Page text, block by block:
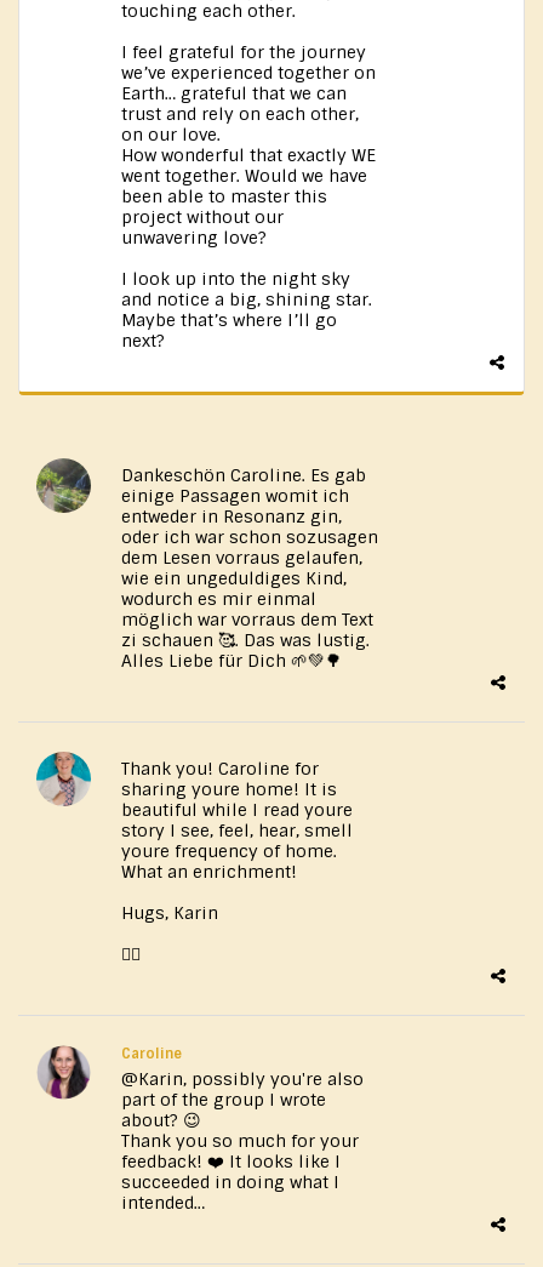
touching each other.
I feel grateful for the journey
we’ve experienced together on
Earth… grateful that we can
trust and rely on each other,
on our love.
How wonderful that exactly WE
went together. Would we have
been able to master this
project without our
unwavering love?
I look up into the night sky
and notice a big, shining star.
Maybe that’s where I’ll go
next?
Dankeschön Caroline. Es gab
einige Passagen womit ich
entweder in Resonanz gin,
oder ich war schon sozusagen
dem Lesen vorraus gelaufen,
wie ein ungeduldiges Kind,
wodurch es mir einmal
möglich war vorraus dem Text
zi schauen 🥰. Das was lustig.
Alles Liebe für Dich 🌱💚🌳
Thank you! Caroline for
sharing youre home! It is
beautiful while I read youre
story I see, feel, hear, smell
youre frequency of home.
What an enrichment!
Hugs, Karin
❤️‍🔥
Caroline
@Karin, possibly you're also
part of the group I wrote
about? 😉
Thank you so much for your
feedback! ❤️ It looks like I
succeeded in doing what I
intended…